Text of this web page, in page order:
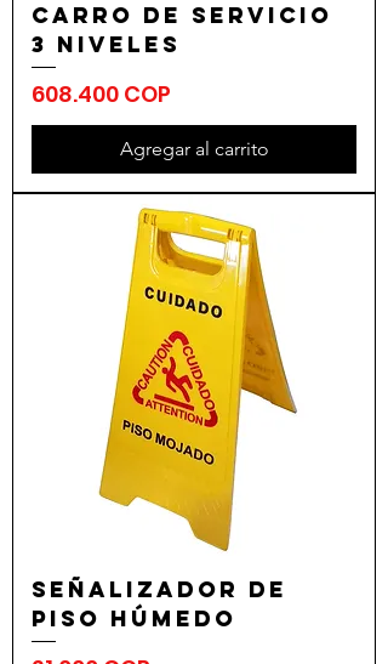
Carro de servicio
3 niveles
Precio
608.400 COP
Agregar al carrito
Señalizador de
piso húmedo